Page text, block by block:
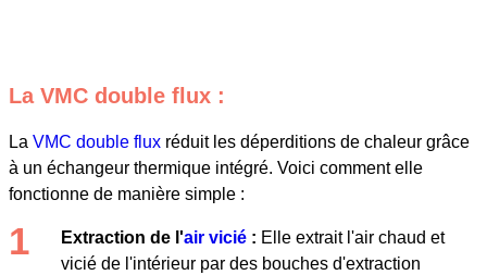
La VMC double flux :
La VMC double flux réduit les déperditions de chaleur grâce
à un échangeur thermique intégré. Voici comment elle
fonctionne de manière simple :
Extraction de l'air vicié : Elle extrait l'air chaud et
vicié de l'intérieur par des bouches d'extraction